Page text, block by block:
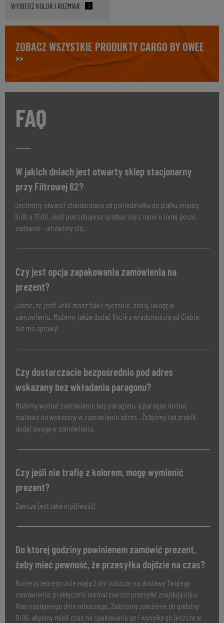
WYBIERZ KOLOR I ROZMIAR
ZOBACZ WSZYSTKIE PRODUKTY CARGO BY OWEE
>>
FAQ
W jakich dniach jest otwarty sklep stacjonarny
przy Filtrowej 62?
Jesteśmy otwarci standardowo od poniedziałku do piątku między
9:00 a 17:00. Jeśli potrzebujesz spotkać się z nami o innej porze,
zadzwoń - umówimy się.
Czy jest opcja zapakowania zamówienia na
prezent?
Jasne, że jest! Jeśli masz takie życzenie, dodaj uwagę w
zamówieniu. Możemy także dodać liścik z wiadomością od Ciebie,
nie ma sprawy!
Czy dostarczacie bezpośrednio pod adres
wskazany bez wkładania paragonu?
Możemy wysłać zamówienie bez paragonu, a paragon dosłać
mailowo na wskazany w zamówieniu adres . Żebyśmy tak zrobili,
dodaj uwagę w zamówieniu.
Czy jeśli nie trafię z kolorem, mogę wymienić
prezent?
Zawsze jest taka możliwość!
Do której godziny powinienem zamówić prezent,
żeby mieć pewność, że przesyłka dojdzie na czas?
Kurierzy teoretycznie mają 2 dni robocze na dostawę Twojego
zamówienia, praktycznie niemal zawsze przesyłki znajdują się u
Was następnego dnia roboczego. Zalecamy założenie do godziny
11:00, abyśmy mieli czas na spakowanie go i wysyłkę go jeszcze w